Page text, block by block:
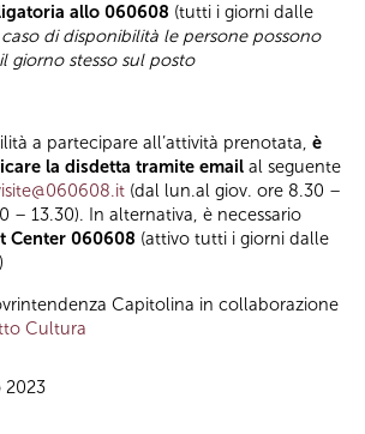
allo 060608 (tutti i giorni dalle
di disponibilità le persone possono
giorno stesso sul posto
a partecipare all’attività prenotata, è
la disdetta tramite email al seguente
(dal lun.al giov. ore 8.30 –
– 13.30). In alternativa, è necessario
Center 060608 (attivo tutti i giorni dalle
Capitolina in collaborazione
Cultura
2023